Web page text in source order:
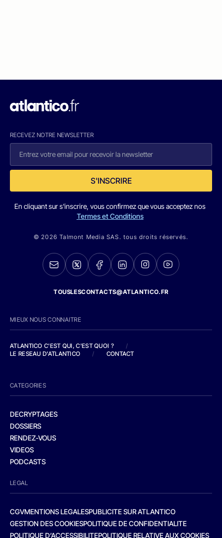
RECEVEZ NOTRE NEWSLETTER
S'INSCRIRE
En cliquant sur s'inscrire, vous confirmez que vous acceptez nos
Termes et Conditions
© 2026 Talmont Media SAS. tous droits réservés.
TOUSLESCONTACTS@ATLANTICO.FR
MIEUX NOUS CONNAITRE
ATLANTICO C'EST QUI, C'EST QUOI ?
/
LE RESEAU D'ATLANTICO
/ CONTACT
CATEGORIES
DECRYPTAGES
DOSSIERS
RENDEZ-VOUS
VIDEOS
PODCASTS
LEGAL
CGVMENTIONS LEGALESPUBLICITE SUR ATLANTICO
GESTION DES COOKIESPOLITIQUE DE CONFIDENTIALITE
POLITIQUE D’ACCESSIBILITEPOLITIQUE RELATIVE AUX COOKIES